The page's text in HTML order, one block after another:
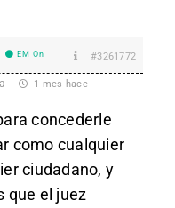
EM On #3261772
1 mes hace
concederle
como cualquier
ciudadano, y
que el juez